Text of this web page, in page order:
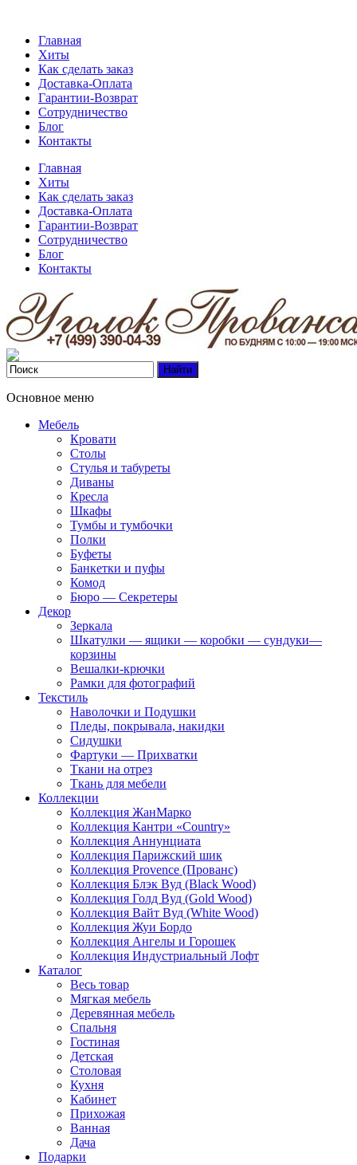
Главная
Хиты
Как сделать заказ
Доставка-Оплата
Гарантии-Возврат
Сотрудничество
Блог
Контакты
Главная
Хиты
Как сделать заказ
Доставка-Оплата
Гарантии-Возврат
Сотрудничество
Блог
Контакты
Основное меню
Мебель
Кровати
Столы
Стулья и табуреты
Диваны
Кресла
Шкафы
Тумбы и тумбочки
Полки
Буфеты
Банкетки и пуфы
Комод
Бюро — Секретеры
Декор
Зеркала
Шкатулки — ящики — коробки — сундуки—
корзины
Вешалки-крючки
Рамки для фотографий
Текстиль
Наволочки и Подушки
Пледы, покрывала, накидки
Сидушки
Фартуки — Прихватки
Ткани на отрез
Ткань для мебели
Коллекции
Коллекция ЖанМарко
Коллекция Кантри «Country»
Коллекция Аннунциата
Коллекция Парижский шик
Коллекция Provence (Прованс)
Коллекция Блэк Вуд (Black Wood)
Коллекция Голд Вуд (Gold Wood)
Коллекция Вайт Вуд (White Wood)
Коллекция Жуи Бордо
Коллекция Ангелы и Горошек
Коллекция Индустриальный Лофт
Каталог
Весь товар
Мягкая мебель
Деревянная мебель
Спальня
Гостиная
Детская
Столовая
Кухня
Кабинет
Прихожая
Ванная
Дача
Подарки